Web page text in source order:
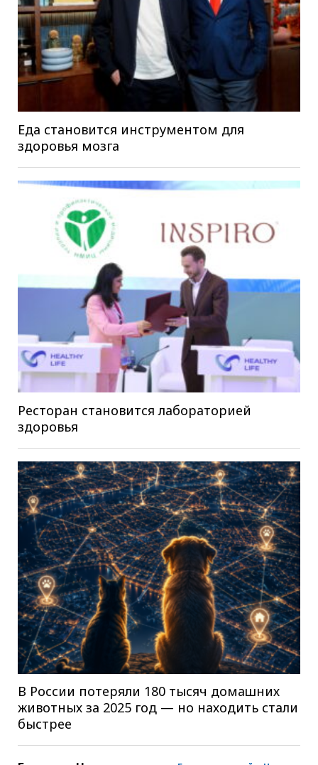
Еда становится инструментом для
здоровья мозга
Ресторан становится лабораторией
здоровья
В России потеряли 180 тысяч домашних
животных за 2025 год — но находить стали
быстрее